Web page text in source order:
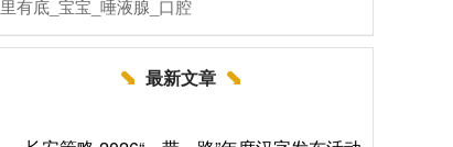
里有底_宝宝_唾液腺_口腔
最新文章